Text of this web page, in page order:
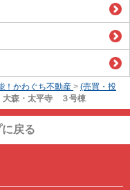
！かわぐち不動産 > (売買・投
森・太平寺 ３号棟
戻る